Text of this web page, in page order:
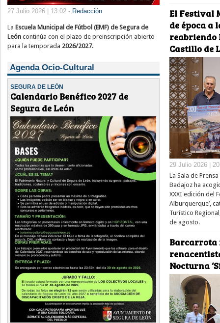
27 Julio 2026 | 13:02 - Redacción
La Escuela Municipal de Fútbol (EMF) de Segura de
León continúa con el plazo de preinscripción abierto
para la temporada 2026/2027.
Agenda Ocio-Cultural
SEGURA DE LEÓN
Calendario Benéfico 2027 de
Segura de León
El Festival
de época a
reabriendo
Castillo de
29 Julio 2026 |
La Sala de
Badajoz ha
XXXI edición del
Alburquerque’,
Turístico
de agosto.
Barcarrota
Nocturna